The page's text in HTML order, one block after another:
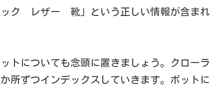
ック レザー 靴」という正しい情報が含まれ
トについても念頭に置きましょう。クローラ
所ずつインデックスしていきます。ボットに